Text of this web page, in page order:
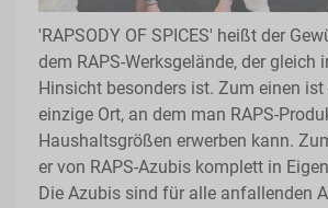
'RAPSODY OF SPICES' heißt der
dem RAPS-Werksgelände, der gleich
Hinsicht besonders ist. Zum einen ist
einzige Ort, an dem man RAPS-
Haushaltsgrößen erwerben kann.
er von RAPS-Azubis komplett in
Die Azubis sind für alle anfallenden